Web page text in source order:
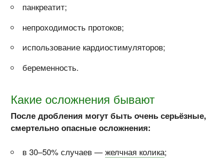
панкреатит;
непроходимость протоков;
использование кардиостимуляторов;
беременность.
Какие осложнения бывают
После дробления могут быть очень серьёзные,
смертельно опасные осложнения:
в 30–50% случаев —желчная колика;